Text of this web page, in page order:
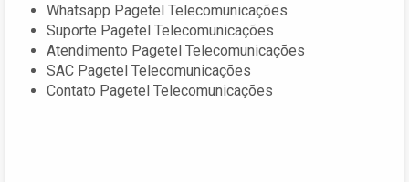
Whatsapp Pagetel Telecomunicações
Suporte Pagetel Telecomunicações
Atendimento Pagetel Telecomunicações
SAC Pagetel Telecomunicações
Contato Pagetel Telecomunicações